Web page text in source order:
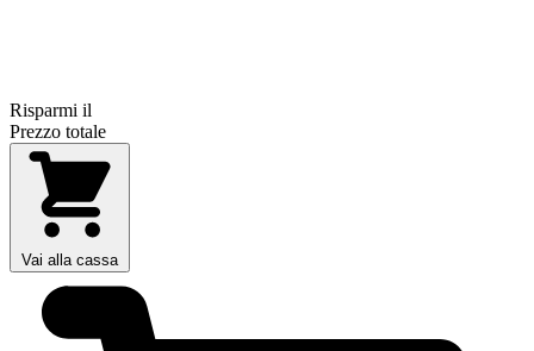
Risparmi il
Prezzo totale
Vai alla cassa